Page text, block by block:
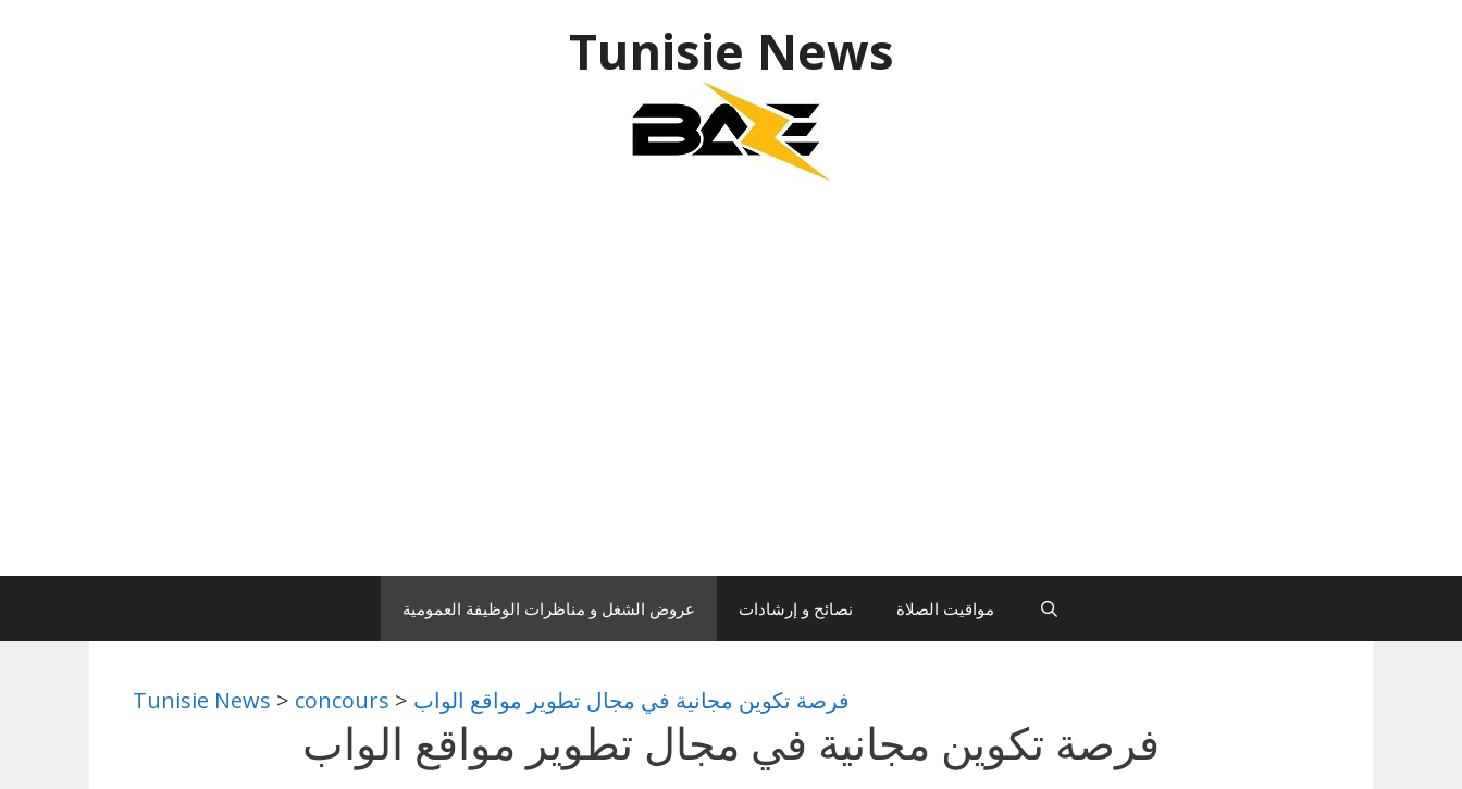
Tunisie News
عروض الشغل و مناظرات الوظيفة العمومية نصائح و إرشادات مواقيت الصلاة
Tunisie News > concours > فرصة تكوين مجانية في مجال تطوير مواقع الواب
فرصة تكوين مجانية في مجال تطوير مواقع الواب